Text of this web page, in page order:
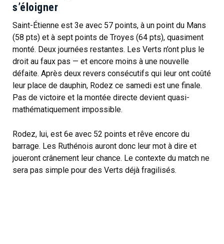
s’éloigner
Saint-Étienne est 3e avec 57 points, à un point du Mans
(58 pts) et à sept points de Troyes (64 pts), quasiment
monté. Deux journées restantes. Les Verts n’ont plus le
droit au faux pas — et encore moins à une nouvelle
défaite. Après deux revers consécutifs qui leur ont coûté
leur place de dauphin, Rodez ce samedi est une finale.
Pas de victoire et la montée directe devient quasi-
mathématiquement impossible.
Rodez, lui, est 6e avec 52 points et rêve encore du
barrage. Les Ruthénois auront donc leur mot à dire et
joueront crânement leur chance. Le contexte du match ne
sera pas simple pour des Verts déjà fragilisés.